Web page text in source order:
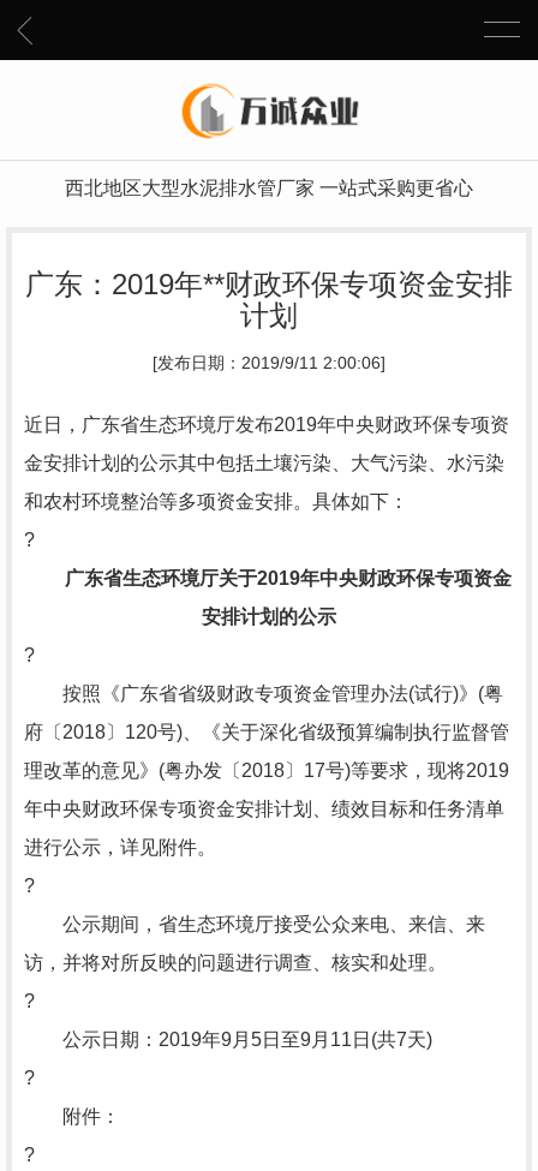
西北地区大型水泥排水管厂家 一站式采购更省心
广东：2019年**财政环保专项资金安排
计划
[发布日期：2019/9/11 2:00:06]
近日，广东省生态环境厅发布2019年中央财政环保专项资
金安排计划的公示其中包括土壤污染、大气污染、水污染
和农村环境整治等多项资金安排。具体如下：
?
广东省生态环境厅关于2019年中央财政环保专项资金
安排计划的公示
?
按照《广东省省级财政专项资金管理办法(试行)》(粤
府〔2018〕120号)、《关于深化省级预算编制执行监督管
理改革的意见》(粤办发〔2018〕17号)等要求，现将2019
年中央财政环保专项资金安排计划、绩效目标和任务清单
进行公示，详见附件。
?
公示期间，省生态环境厅接受公众来电、来信、来
访，并将对所反映的问题进行调查、核实和处理。
?
公示日期：2019年9月5日至9月11日(共7天)
?
附件：
?